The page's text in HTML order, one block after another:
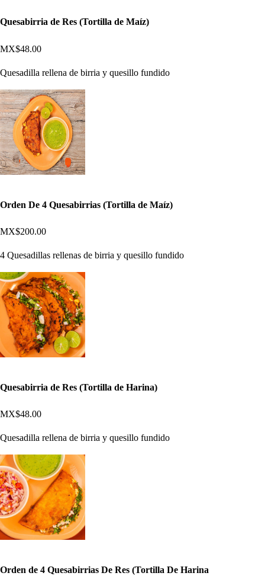
Quesabirria de Res (Tortilla de Maíz)
MX$48.00
Quesadilla rellena de birria y quesillo fundido
Orden De 4 Quesabirrias (Tortilla de Maíz)
MX$200.00
4 Quesadillas rellenas de birria y quesillo fundido
Quesabirria de Res (Tortilla de Harina)
MX$48.00
Quesadilla rellena de birria y quesillo fundido
Orden de 4 Quesabirrias De Res (Tortilla De Harina